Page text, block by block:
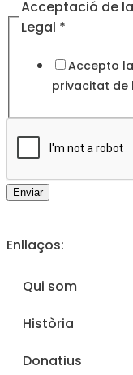
Legal
política
Acceptació de
Legal *
Accepto
privacitat de
Enviar
Enllaços:
Qui som
Història
Donatius